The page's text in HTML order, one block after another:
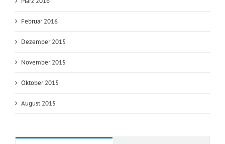
Februar 2016
Dezember 2015
November 2015
Oktober 2015
August 2015